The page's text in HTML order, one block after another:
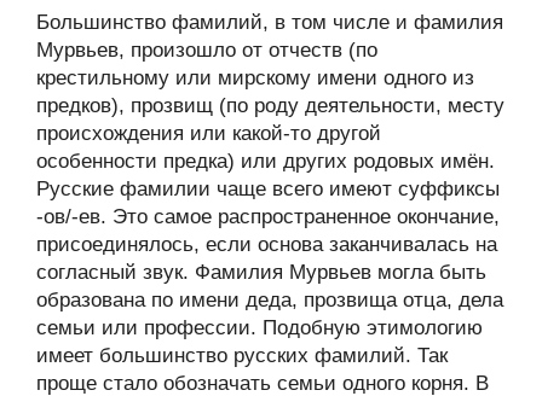
Большинство фамилий, в том числе и фамилия
Мурвьев, произошло от отчеств (по
крестильному или мирскому имени одного из
предков), прозвищ (по роду деятельности, месту
происхождения или какой-то другой
особенности предка) или других родовых имён.
Русские фамилии чаще всего имеют суффиксы
-ов/-ев. Это самое распространенное окончание,
присоединялось, если основа заканчивалась на
согласный звук. Фамилия Мурвьев могла быть
образована по имени деда, прозвища отца, дела
семьи или профессии. Подобную этимологию
имеет большинство русских фамилий. Так
проще стало обозначать семьи одного корня. В